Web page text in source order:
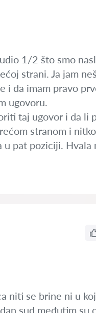
1/2 što smo
strani. Ja jam
i da imam pravo
ugovoru.
taj ugovor i da li
stranom i
pat poziciji. Hvala
niti se brine ni u
sud međutim su